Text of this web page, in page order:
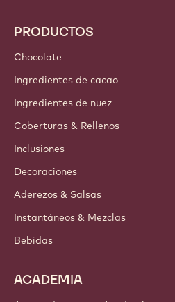
PRODUCTOS
Chocolate
Ingredientes de cacao
Ingredientes de nuez
Coberturas & Rellenos
Inclusiones
Decoraciones
Aderezos & Salsas
Instantáneos & Mezclas
Bebidas
ACADEMIA